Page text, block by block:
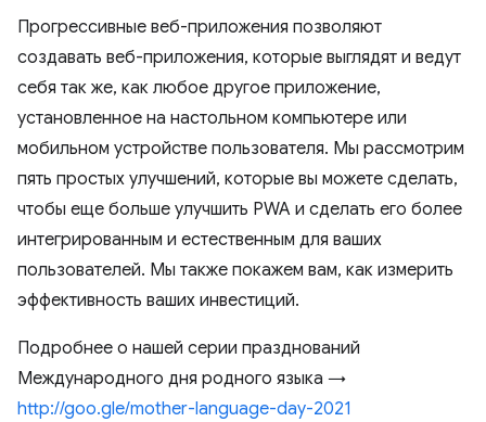
Прогрессивные веб-приложения позволяют
создавать веб-приложения, которые выглядят и ведут
себя так же, как любое другое приложение,
установленное на настольном компьютере или
мобильном устройстве пользователя. Мы рассмотрим
пять простых улучшений, которые вы можете сделать,
чтобы еще больше улучшить PWA и сделать его более
интегрированным и естественным для ваших
пользователей. Мы также покажем вам, как измерить
эффективность ваших инвестиций.
Подробнее о нашей серии празднований
Международного дня родного языка →
http://goo.gle/mother-language-day-2021